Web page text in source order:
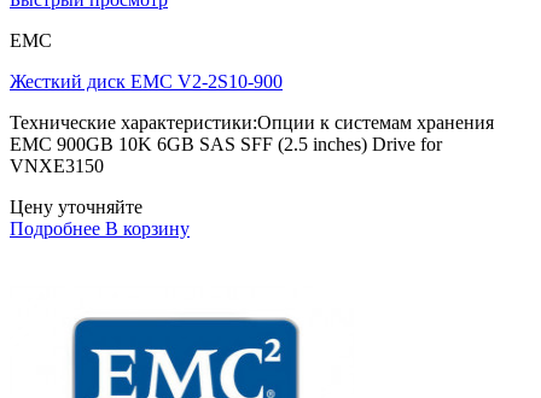
EMC
Жесткий диск EMC V2-2S10-900
Технические характеристики:Опции к системам хранения
EMC 900GB 10K 6GB SAS SFF (2.5 inches) Drive for
VNXE3150
Цену уточняйте
Подробнее В корзину